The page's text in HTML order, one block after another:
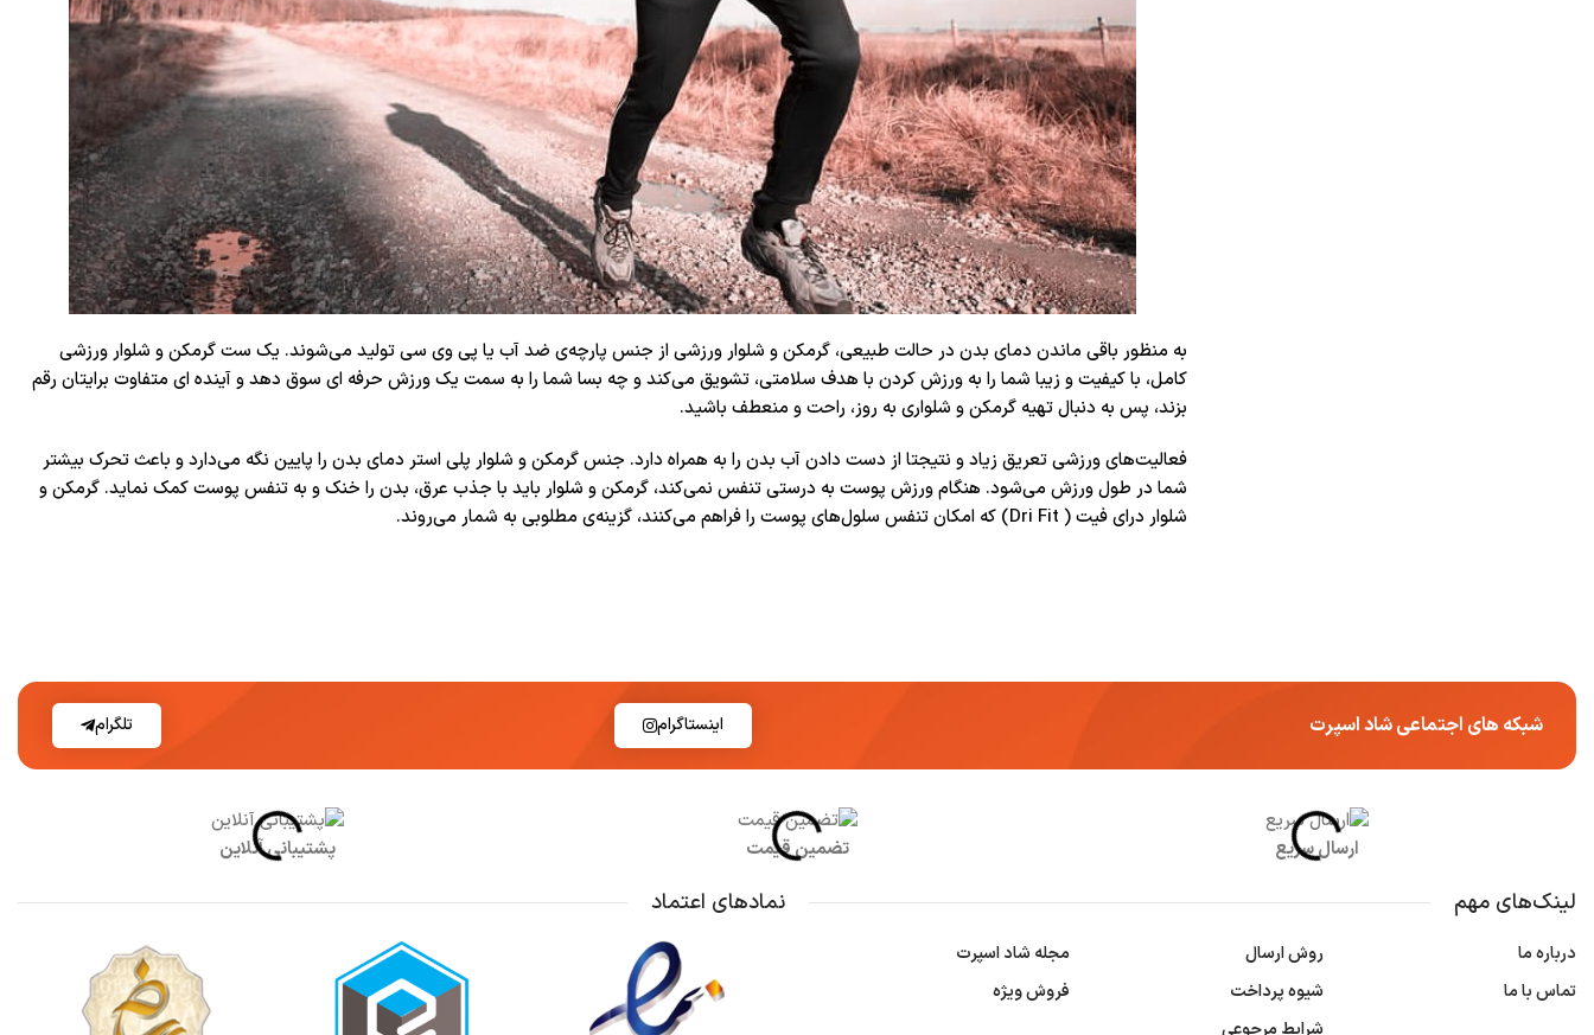
به منظور باقی ماندن دمای بدن در حالت طبیعی، گرمکن و شلوار ورزشی از جنس پارچه‌ی ضد آب یا پی وی سی تولید می‌شوند. یک ست گرمکن و شلوار ورزشی
کامل، با کیفیت و زیبا شما را به ورزش کردن با هدف سلامتی، تشویق می‌کند و چه بسا شما را به سمت یک ورزش حرفه ای سوق دهد و آینده ای متفاوت برایتان رقم
بزند، پس به دنبال تهیه گرمکن و شلواری به روز، راحت و منعطف باشید.
فعالیت‌های ورزشی تعریق زیاد و نتیجتا از دست دادن آب بدن را به همراه دارد. جنس گرمکن و شلوار پلی استر دمای بدن را پایین نگه می‌دارد و باعث تحرک بیشتر
شما در طول ورزش می‌شود. هنگام ورزش پوست به درستی تنفس نمی‌کند، گرمکن و شلوار باید با جذب عرق، بدن را خنک و به تنفس پوست کمک نماید. گرمکن و
شلوار درای فیت ( Dri Fit) که امکان تنفس سلول‌های پوست را فراهم می‌کنند، گزینه‌ی مطلوبی به شمار می‌روند.
شبکه های اجتماعی شاد اسپرت اینستاگرام تلگرام
ارسال سریع تضمین قیمت پشتیبانی آنلاین
لینک‌های مهم
درباره ما
تماس با ما
روش ارسال
شیوه پرداخت
مجله شاد اسپرت
فروش ویژه
نمادهای اعتماد